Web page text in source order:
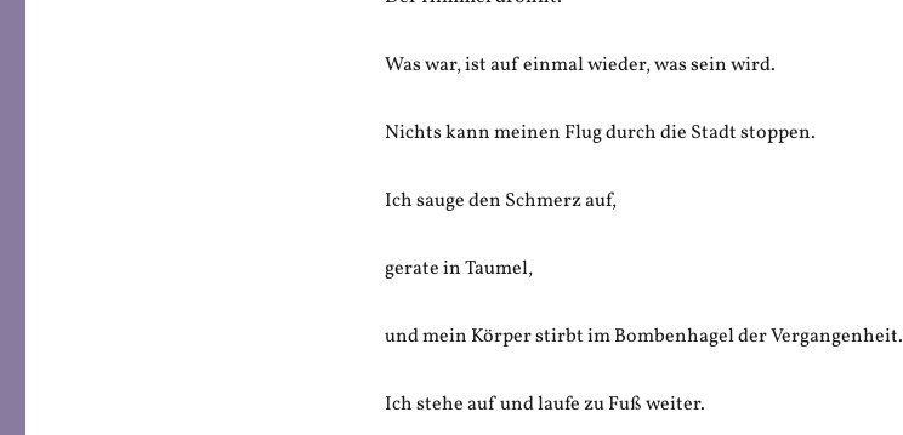
Was war, ist auf einmal wieder, was sein wird.
Nichts kann meinen Flug durch die Stadt stoppen.
Ich sauge den Schmerz auf,
gerate in Taumel,
und mein Körper stirbt im Bombenhagel der Vergangenheit.
Ich stehe auf und laufe zu Fuß weiter.